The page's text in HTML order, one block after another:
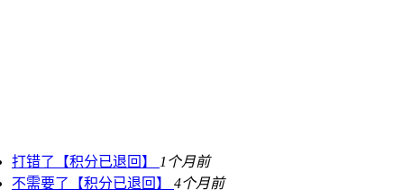
打错了【积分已退回】
1个月前
不需要了【积分已退回】 4个月前